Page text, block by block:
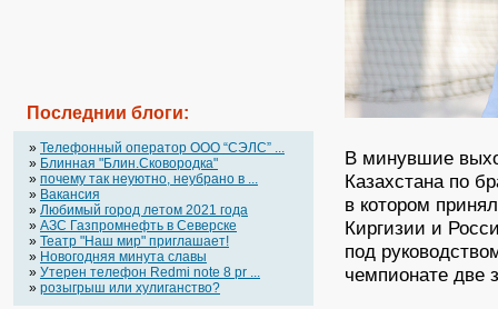
Последнии блоги:
» Телефонный оператор OOO “СЭЛС” ...
» Блинная "Блин.Сковородка"
» почему так неуютно, неубрано в ...
» Вакансия
» Любимый город летом 2021 года
» АЗС Газпромнефть в Северске
» Театр "Наш мир" приглашает!
» Новогодняя минута славы
» Утерен телефон Redmi note 8 pr ...
» розыгрыш или хулиганство?
В минувшие
Казахстана по
в котором
Киргизии и
под
чемпионате две